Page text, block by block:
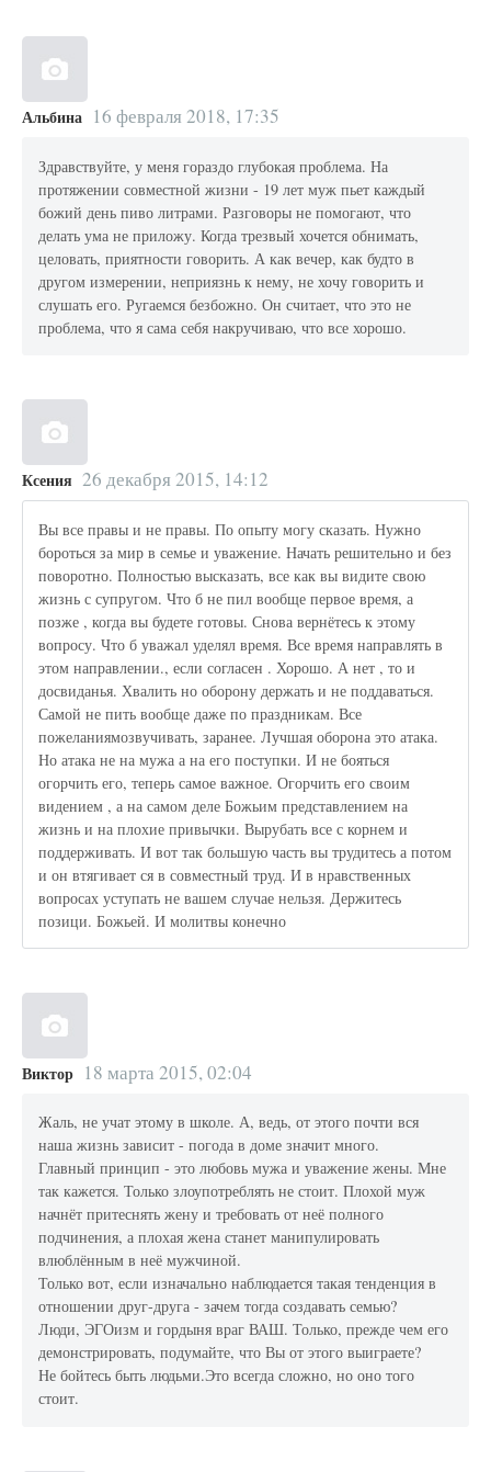
Альбина 16 февраля 2018, 17:35
Здравствуйте, у меня гораздо глубокая проблема. На
протяжении совместной жизни - 19 лет муж пьет каждый
божий день пиво литрами. Разговоры не помогают, что
делать ума не приложу. Когда трезвый хочется обнимать,
целовать, приятности говорить. А как вечер, как будто в
другом измерении, неприязнь к нему, не хочу говорить и
слушать его. Ругаемся безбожно. Он считает, что это не
проблема, что я сама себя накручиваю, что все хорошо.
Ксения 26 декабря 2015, 14:12
Вы все правы и не правы. По опыту могу сказать. Нужно
бороться за мир в семье и уважение. Начать решительно и без
поворотно. Полностью высказать, все как вы видите свою
жизнь с супругом. Что б не пил вообще первое время, а
позже , когда вы будете готовы. Снова вернётесь к этому
вопросу. Что б уважал уделял время. Все время направлять в
этом направлении., если согласен . Хорошо. А нет , то и
досвиданья. Хвалить но оборону держать и не поддаваться.
Самой не пить вообще даже по праздникам. Все
пожеланиямозвучивать, заранее. Лучшая оборона это атака.
Но атака не на мужа а на его поступки. И не бояться
огорчить его, теперь самое важное. Огорчить его своим
видением , а на самом деле Божьим представлением на
жизнь и на плохие привычки. Вырубать все с корнем и
поддерживать. И вот так большую часть вы трудитесь а потом
и он втягивает ся в совместный труд. И в нравственных
вопросах уступать не вашем случае нельзя. Держитесь
позици. Божьей. И молитвы конечно
Виктор 18 марта 2015, 02:04
Жаль, не учат этому в школе. А, ведь, от этого почти вся
наша жизнь зависит - погода в доме значит много.
Главный принцип - это любовь мужа и уважение жены. Мне
так кажется. Только злоупотреблять не стоит. Плохой муж
начнёт притеснять жену и требовать от неё полного
подчинения, а плохая жена станет манипулировать
влюблённым в неё мужчиной.
Только вот, если изначально наблюдается такая тенденция в
отношении друг-друга - зачем тогда создавать семью?
Люди, ЭГОизм и гордыня враг ВАШ. Только, прежде чем его
демонстрировать, подумайте, что Вы от этого выиграете?
Не бойтесь быть людьми.Это всегда сложно, но оно того
стоит.